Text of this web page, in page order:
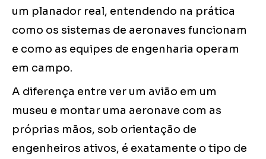
um planador real, entendendo na prática
como os sistemas de aeronaves funcionam
e como as equipes de engenharia operam
em campo.
A diferença entre ver um avião em um
museu e montar uma aeronave com as
próprias mãos, sob orientação de
engenheiros ativos, é exatamente o tipo de